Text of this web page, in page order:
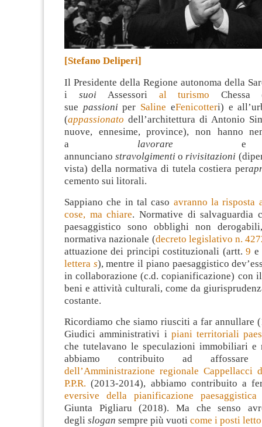
[Stefano Deliperi]
Il Presidente della Regione autonoma della
i suoi Assessori al turismo Chessa
sue passioniper Saline eFenicotteri) e
(appassionato dell’architettura di Antonio
nuove, ennesime, province), non hanno
a lavorare
annuncianostravolgimentio rivisitazioni
vista) della normativa di tutela costiera per
cemento sui litorali.
Sappiano che in tal caso avranno la risposta
cose, ma chiare. Normative di salvaguardia
paesaggistico sono obblighi non
normativa nazionale (decreto legislativo n.
attuazione dei principi costituzionali (artt.9 e
lettera s), mentre il piano paesaggistico
in collaborazione (c.d. copianificazione) con
beni e attività culturali, come da
costante.
Ricordiamo che siamo riusciti a far annullare
Giudici amministrativi i piani territoriali
che tutelavano le speculazioni immobiliari e
abbiamo contribuito ad
dell’Amministrazione regionale Cappellacci
P.P.R. (2013-2014), abbiamo contribuito a
eversive della pianificazione paesaggistica
Giunta Pigliaru (2018). Ma che senso
degli slogan sempre più vuoti come i posti